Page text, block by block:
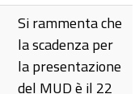
Si rammenta che
la scadenza per
la presentazione
del MUD è il 22